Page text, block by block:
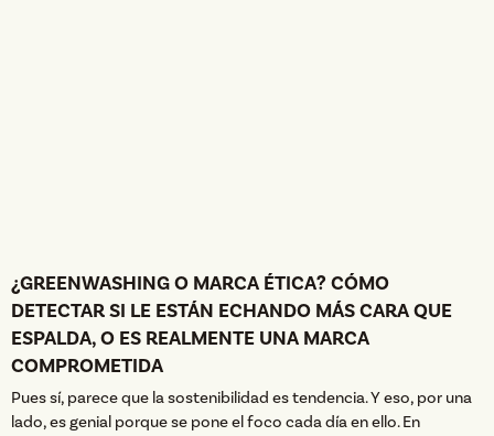
¿GREENWASHING O MARCA ÉTICA? CÓMO
DETECTAR SI LE ESTÁN ECHANDO MÁS CARA QUE
ESPALDA, O ES REALMENTE UNA MARCA
COMPROMETIDA
Pues sí, parece que la sostenibilidad es tendencia. Y eso, por una
lado, es genial porque se pone el foco cada día en ello. En